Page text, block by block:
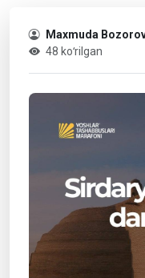
Maxmuda
48 koʻrilgan